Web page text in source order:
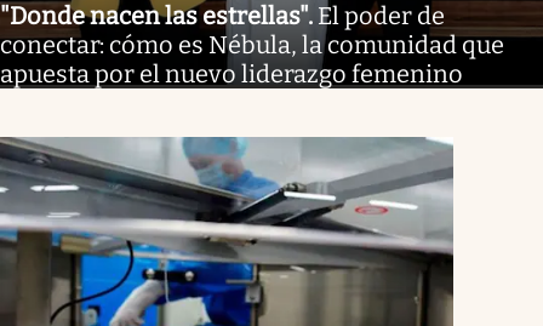
"Donde nacen las estrellas". El poder de
conectar: cómo es Nébula, la comunidad que
apuesta por el nuevo liderazgo femenino